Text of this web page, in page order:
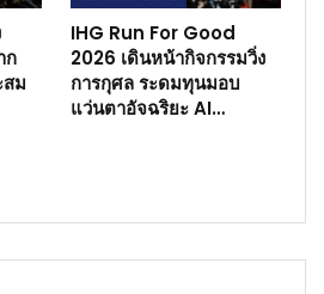
ก
สม
IHG Run For Good
2026 เดินหน้ากิจกรรมวิ่ง
การกุศล ระดมทุนมอบ
แว่นตาอัจฉริยะ AI…